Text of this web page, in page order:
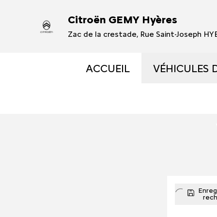
Citroën GEMY Hyères
Zac de la crestade, Rue Saint-Joseph
ACCUEIL VÉHICULES